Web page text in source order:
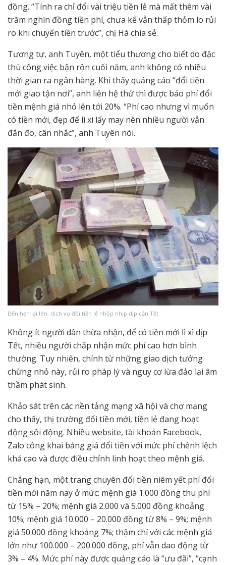
đồng. “Tính ra chỉ đổi vài triệu tiền lẻ mà mất thêm vài
trăm nghìn đồng tiền phí, chưa kể vẫn thấp thỏm lo rủi
ro khi chuyển tiền trước”, chị Hà chia sẻ.
Tương tự, anh Tuyên, một tiểu thương cho biết do đặc
thù công việc bận rộn cuối năm, anh không có nhiều
thời gian ra ngân hàng. Khi thấy quảng cáo “đổi tiền
mới giao tận nơi”, anh liên hệ thử thì được báo phí đổi
tiền mệnh giá nhỏ lên tới 20%. “Phí cao nhưng vì muốn
có tiền mới, đẹp để lì xì lấy may nên nhiều người vẫn
đắn đo, cân nhắc”, anh Tuyên nói.
Đến hẹn lại lên, dịch vụ đổi tiền lẻ nhộp nhịp dịp cận Tết
Không ít người dân thừa nhận, để có tiền mới lì xì dịp
Tết, nhiều người chấp nhận mức phí cao hơn bình
thường. Tuy nhiên, chính từ những giao dịch tưởng
chừng nhỏ này, rủi ro pháp lý và nguy cơ lừa đảo lại âm
thầm phát sinh.
Khảo sát trên các nền tảng mạng xã hội và chợ mạng
cho thấy, thị trường đổi tiền mới, tiền lẻ đang hoạt
động sôi động. Nhiều website, tài khoản Facebook,
Zalo công khai bảng giá đổi tiền với mức phí chênh lệch
khá cao và được điều chỉnh linh hoạt theo mệnh giá.
Chẳng hạn, một trang chuyên đổi tiền niêm yết phí đổi
tiền mới năm nay ở mức: mệnh giá 1.000 đồng thu phí
từ 15% – 20%; mệnh giá 2.000 và 5.000 đồng khoảng
10%; mệnh giá 10.000 – 20.000 đồng từ 8% – 9%; mệnh
giá 50.000 đồng khoảng 7%; thậm chí với các mệnh giá
lớn như 100.000 – 200.000 đồng, phí vẫn dao động từ
3% – 4%. Mức phí này được quảng cáo là “ưu đãi”, “cạnh